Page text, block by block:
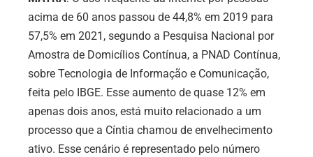
acima de 60 anos passou de 44,8% em 2019 para
57,5% em 2021, segundo a Pesquisa Nacional por
Amostra de Domicílios Contínua, a PNAD Contínua,
sobre Tecnologia de Informação e Comunicação,
feita pelo IBGE. Esse aumento de quase 12% em
apenas dois anos, está muito relacionado a um
processo que a Cíntia chamou de envelhecimento
ativo. Esse cenário é representado pelo número